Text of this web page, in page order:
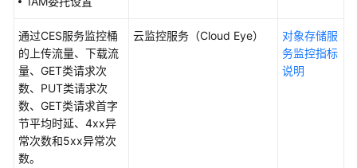
计
费
说
明
快
速
入
通过CES服务监控桶
的上传流量、下载流
量、GET类请求次
数、PUT类请求次
数、GET类请求首字
节平均时延、4xx异
常次数和5xx异常次
数。
云监控服务（Cloud Eye）
对象存储服
务监控指标
说明